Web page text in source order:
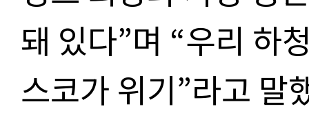
돼 있다”며 “우리 하
스코가 위기”라고 말